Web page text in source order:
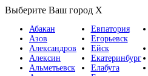
Выберите Ваш город X
Абакан
Азов
Александров
Алексин
Альметьевск
Евпатория
Егорьевск
Ейск
Екатеринбург
Елабуга